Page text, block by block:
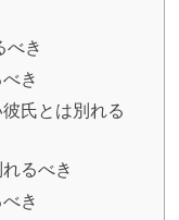
べき
き
氏とは別れる
るべき
き